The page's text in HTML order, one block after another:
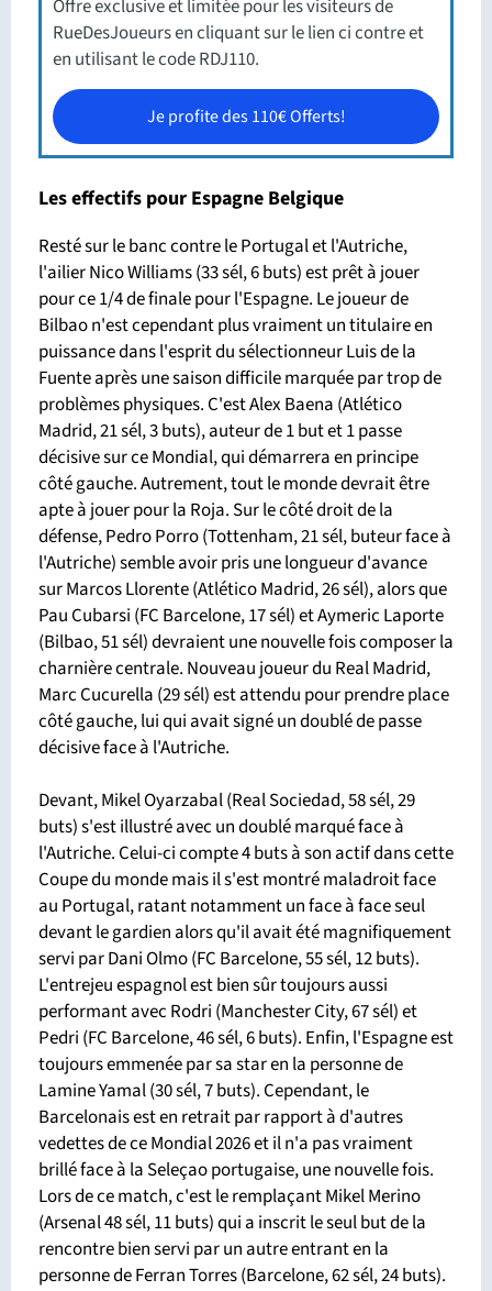
Offre exclusive et limitée pour les visiteurs de
RueDesJoueurs en cliquant sur le lien ci contre et
en utilisant le code RDJ110.
Je profite des 110€ Offerts!
Les effectifs pour Espagne Belgique
Resté sur le banc contre le Portugal et l'Autriche,
l'ailier Nico Williams (33 sél, 6 buts) est prêt à jouer
pour ce 1/4 de finale pour l'Espagne. Le joueur de
Bilbao n'est cependant plus vraiment un titulaire en
puissance dans l'esprit du sélectionneur Luis de la
Fuente après une saison difficile marquée par trop de
problèmes physiques. C'est Alex Baena (Atlético
Madrid, 21 sél, 3 buts), auteur de 1 but et 1 passe
décisive sur ce Mondial, qui démarrera en principe
côté gauche. Autrement, tout le monde devrait être
apte à jouer pour la Roja. Sur le côté droit de la
défense, Pedro Porro (Tottenham, 21 sél, buteur face à
l'Autriche) semble avoir pris une longueur d'avance
sur Marcos Llorente (Atlético Madrid, 26 sél), alors que
Pau Cubarsi (FC Barcelone, 17 sél) et Aymeric Laporte
(Bilbao, 51 sél) devraient une nouvelle fois composer la
charnière centrale. Nouveau joueur du Real Madrid,
Marc Cucurella (29 sél) est attendu pour prendre place
côté gauche, lui qui avait signé un doublé de passe
décisive face à l'Autriche.
Devant, Mikel Oyarzabal (Real Sociedad, 58 sél, 29
buts) s'est illustré avec un doublé marqué face à
l'Autriche. Celui-ci compte 4 buts à son actif dans cette
Coupe du monde mais il s'est montré maladroit face
au Portugal, ratant notamment un face à face seul
devant le gardien alors qu'il avait été magnifiquement
servi par Dani Olmo (FC Barcelone, 55 sél, 12 buts).
L'entrejeu espagnol est bien sûr toujours aussi
performant avec Rodri (Manchester City, 67 sél) et
Pedri (FC Barcelone, 46 sél, 6 buts). Enfin, l'Espagne est
toujours emmenée par sa star en la personne de
Lamine Yamal (30 sél, 7 buts). Cependant, le
Barcelonais est en retrait par rapport à d'autres
vedettes de ce Mondial 2026 et il n'a pas vraiment
brillé face à la Seleçao portugaise, une nouvelle fois.
Lors de ce match, c'est le remplaçant Mikel Merino
(Arsenal 48 sél, 11 buts) qui a inscrit le seul but de la
rencontre bien servi par un autre entrant en la
personne de Ferran Torres (Barcelone, 62 sél, 24 buts).